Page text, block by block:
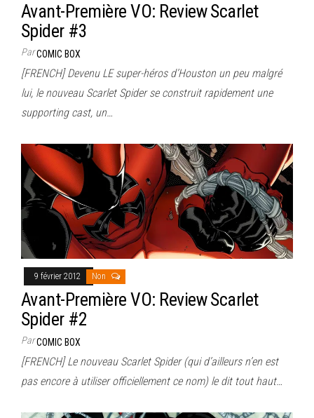
Avant-Première VO: Review Scarlet
Spider #3
ParCOMIC BOX
[FRENCH] Devenu LE super-héros d’Houston un peu malgré
lui, le nouveau Scarlet Spider se construit rapidement une
supporting cast, un…
9 février 2012 Non
Avant-Première VO: Review Scarlet
Spider #2
ParCOMIC BOX
[FRENCH] Le nouveau Scarlet Spider (qui d’ailleurs n’en est
pas encore à utiliser officiellement ce nom) le dit tout haut…